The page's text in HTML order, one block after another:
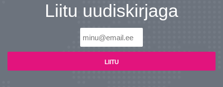
Liitu uudiskirjaga